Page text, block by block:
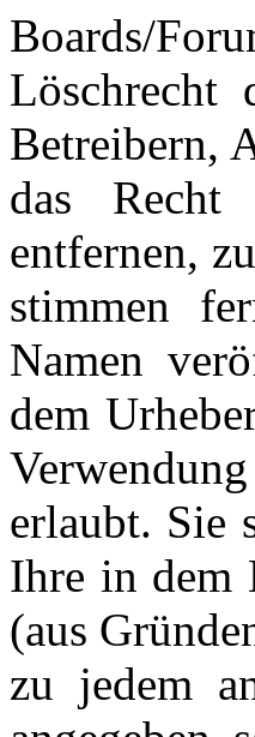
Boards/
Löschrecht
Betreibern,
das Recht
entfernen,
stimmen
Namen
dem
erlaubt. Sie
Ihre in dem
(aus
zu jedem